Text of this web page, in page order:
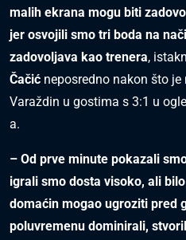
malih ekrana mogu biti
jer osvojili smo tri boda na
zadovoljava kao trenera,
Čačić neposredno nakon što
Varaždin u gostima s 3:1 u
a.
– Od prve minute pokazali
igrali smo dosta visoko, ali
domaćin mogao ugroziti pred
poluvremenu dominirali,